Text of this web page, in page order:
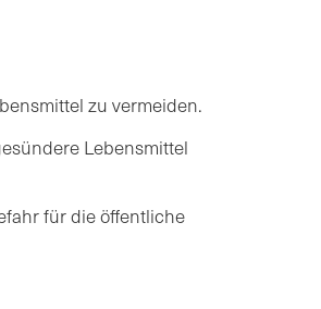
zu vermeiden.
Lebensmittel
für die öffentliche